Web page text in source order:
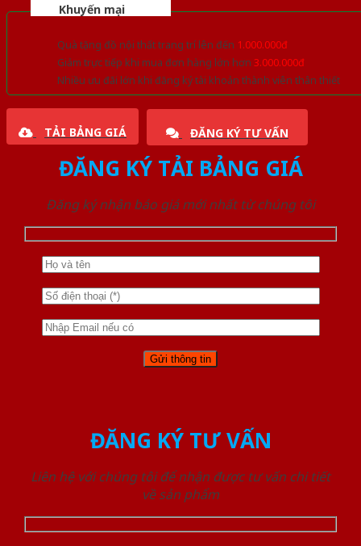
Khuyến mại
Quà tặng đồ nội thất trang trí lên đến 1.000.000đ
Giảm trực tiếp khi mua đơn hàng lớn hơn 3.000.000đ
Nhiều ưu đãi lớn khi đăng ký tài khoản thành viên thân thiết
TẢI BẢNG GIÁ ĐĂNG KÝ TƯ VẤN
ĐĂNG KÝ TẢI BẢNG GIÁ
Đăng ký nhận báo giá mới nhất từ chúng tôi
ĐĂNG KÝ TƯ VẤN
Liên hệ với chúng tôi để nhận được tư vấn chi tiết
về sản phẩm